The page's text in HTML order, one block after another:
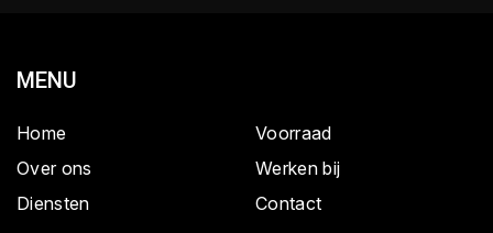
MENU
Home
Over ons
Diensten
Voorraad
Werken bij
Contact